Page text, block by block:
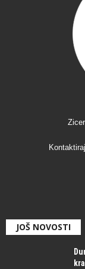
JOŠ NOVOSTI